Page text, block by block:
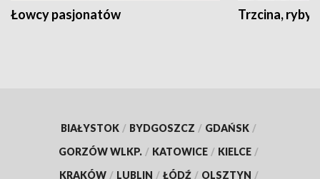
Łowcy pasjonatów Trzcina, ryby
BIAŁYSTOK / BYDGOSZCZ / GDAŃSK /
GORZÓW WLKP. / KATOWICE / KIELCE /
KRAKÓW / LUBLIN / ŁÓDŹ / OLSZTYN /